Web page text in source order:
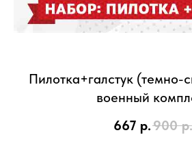
Пилотка+галстук (темно-
военный
667 р.900 р.